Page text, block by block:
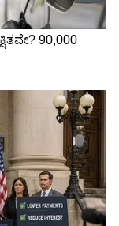
ವಿಡಿಯೋ
ರಾಹುಲ್ ಗಾಂಧಿ